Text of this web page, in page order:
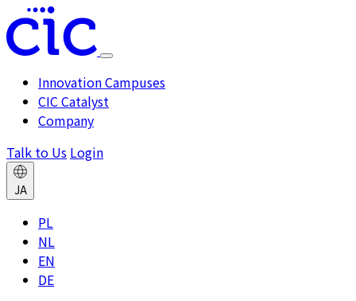
Toggle
menu
Innovation Campuses
CIC Catalyst
Company
Talk to Us Login
JAChange
language
PL
NL
EN
DE